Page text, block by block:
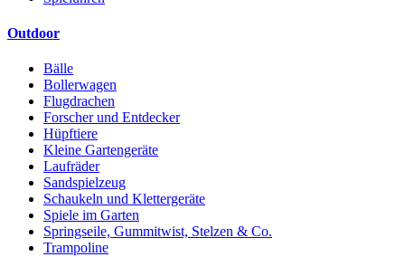
Outdoor
Bälle
Bollerwagen
Flugdrachen
Forscher und Entdecker
Hüpftiere
Kleine Gartengeräte
Laufräder
Sandspielzeug
Schaukeln und Klettergeräte
Spiele im Garten
Springseile, Gummitwist, Stelzen & Co.
Trampoline